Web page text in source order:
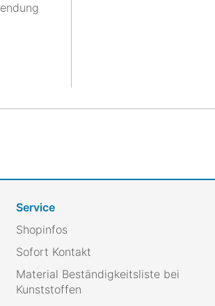
Service
Shopinfos
Sofort Kontakt
Material Beständigkeitsliste bei
Kunststoffen